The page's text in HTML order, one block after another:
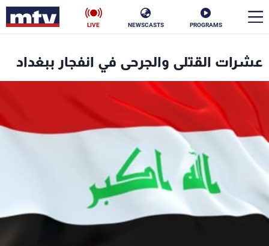
PROGRAMS
NEWSCASTS
LIVE
عشرات القتلى والجرحى في انفجار ببغداد
سياسة ناس
إقتصاد
منوعات رياضة
كأس العالم